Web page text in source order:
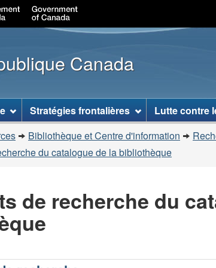
Canada
Stratégies frontalières Lutte contre
Bibliothèque et Centre d'information
du catalogue de la bibliothèque
de recherche du